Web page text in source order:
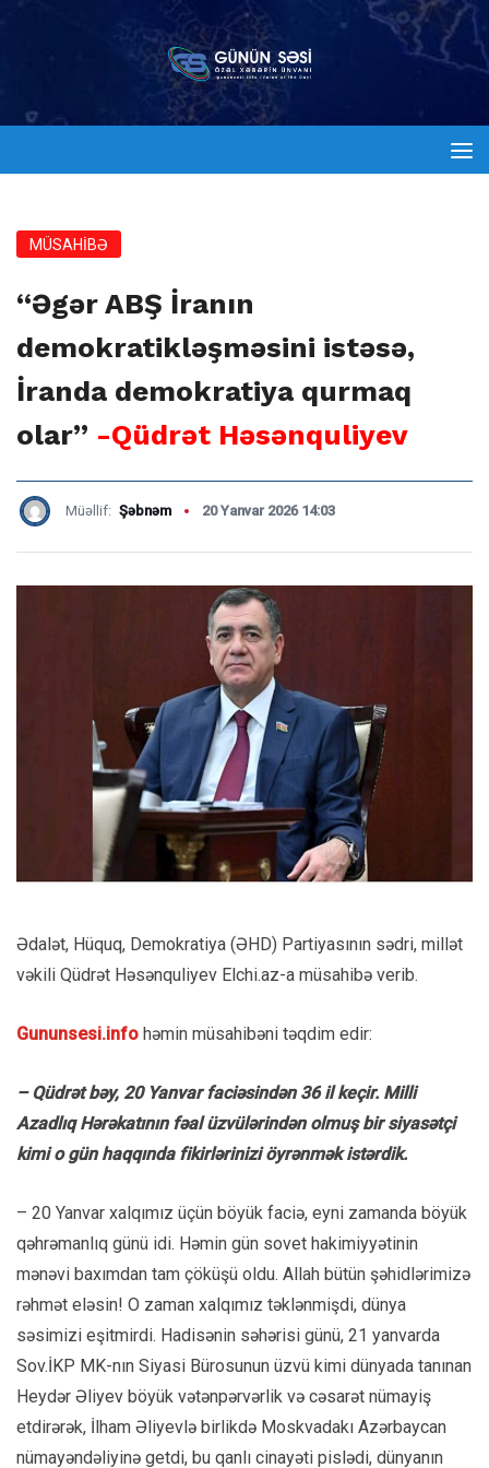
MÜSAHİBƏ
“Əgər ABŞ İranın
demokratikləşməsini istəsə,
İranda demokratiya qurmaq
olar” -Qüdrət Həsənquliyev
Müəllif: Şəbnəm 20 Yanvar 2026 14:03
Ədalət, Hüquq, Demokratiya (ƏHD) Partiyasının sədri, millət
vəkili Qüdrət Həsənquliyev Elchi.az-a müsahibə verib.
Gununsesi.info həmin müsahibəni təqdim edir:
– Qüdrət bəy, 20 Yanvar faciəsindən 36 il keçir. Milli
Azadlıq Hərəkatının fəal üzvülərindən olmuş bir siyasətçi
kimi o gün haqqında fikirlərinizi öyrənmək istərdik.
– 20 Yanvar xalqımız üçün böyük faciə, eyni zamanda böyük
qəhrəmanlıq günü idi. Həmin gün sovet hakimiyyətinin
mənəvi baxımdan tam çöküşü oldu. Allah bütün şəhidlərimizə
rəhmət eləsin! O zaman xalqımız təklənmişdi, dünya
səsimizi eşitmirdi. Hadisənin səhərisi günü, 21 yanvarda
Sov.İKP MK-nın Siyasi Bürosunun üzvü kimi dünyada tanınan
Heydər Əliyev böyük vətənpərvərlik və cəsarət nümayiş
etdirərək, İlham Əliyevlə birlikdə Moskvadakı Azərbaycan
nümayəndəliyinə getdi, bu qanlı cinayəti pislədi, dünyanın